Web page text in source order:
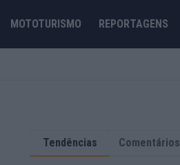
MOTOTURISMO REPORTAGENS
Tendências Comentários